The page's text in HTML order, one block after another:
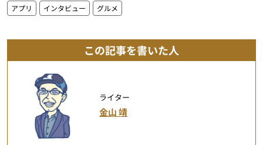
アプリ インタビュー グルメ
この記事を書いた人
ライター
金山 靖